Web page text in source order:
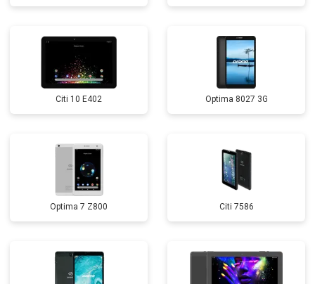
Citi 10 E402 Optima 8027 3G
Optima 7 Z800 Citi 7586